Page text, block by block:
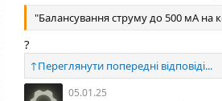
"Балансування струму до 500 мА на
?
↑Переглянути попередні відповіді...
05.01.25